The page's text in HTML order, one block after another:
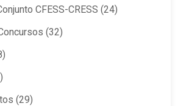
CFESS-CRESS (24)
(32)
(29)